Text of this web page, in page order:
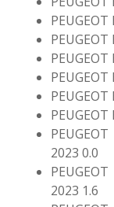
2023 0.0
2023 1.6